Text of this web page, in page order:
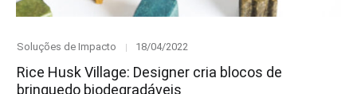
Category
Soluções de Impacto
Posted
18/04/2022
Rice Husk Village: Designer cria blocos de
brinquedo biodegradáveis